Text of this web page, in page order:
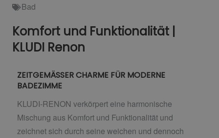
Bad
Komfort und Funktionalität |
KLUDI Renon
ZEITGEMÄSSER CHARME FÜR MODERNE
BADEZIMME
KLUDI-RENON verkörpert eine harmonische
Mischung aus Komfort und Funktionalität und
zeichnet sich durch seine weichen und dennoch